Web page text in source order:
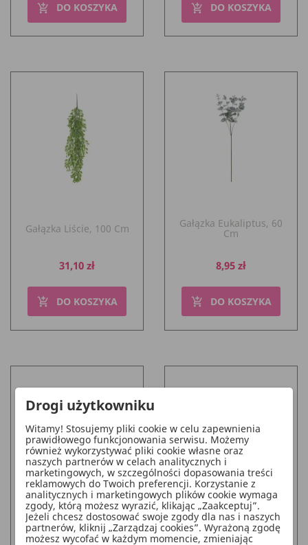
add_shopping_cart DO KOSZYKA add_shopping_cart DO KOSZYKA
Gałązka Liście, 100 Cm
Cena
31,10 zł
add_shopping_cart DO KOSZYKA
Gałązka Eukaliptus, 60
Cm
Cena
8,95 zł
add_shopping_cart DO KOSZYKA
Sztuczny Kwiat -
Hortensja Premium, 69
Cm, Jasny Róż
Sztuczny Kwiat -
Hortensja Premium, 69
Cm, Granat
Drogi użytkowniku
Witamy! Stosujemy pliki cookie w celu zapewnienia
prawidłowego funkcjonowania serwisu. Możemy
również wykorzystywać pliki cookie własne oraz
naszych partnerów w celach analitycznych i
marketingowych, w szczególności dopasowania treści
reklamowych do Twoich preferencji. Korzystanie z
analitycznych i marketingowych plików cookie wymaga
zgody, którą możesz wyrazić, klikając „Zaakceptuj”.
Jeżeli chcesz dostosować swoje zgody dla nas i naszych
partnerów, kliknij „Zarządzaj cookies”. Wyrażoną zgodę
możesz wycofać w każdym momencie, zmieniając